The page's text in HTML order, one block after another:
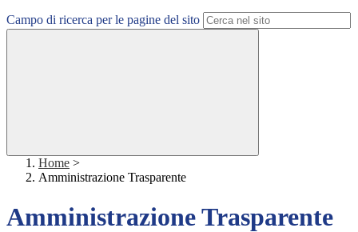
Campo di ricerca per le pagine del sito
Home >
Amministrazione Trasparente
Amministrazione Trasparente